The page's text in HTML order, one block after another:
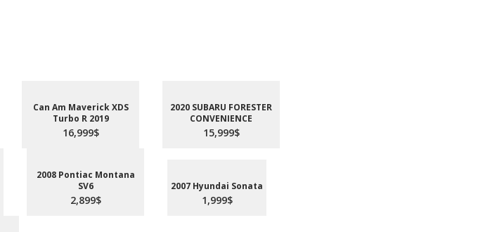
Can Am Maverick XDS
Turbo R 2019
16,999$
2020 SUBARU FORESTER
CONVENIENCE
15,999$
2008 Pontiac Montana
SV6
2,899$
2007 Hyundai Sonata
1,999$